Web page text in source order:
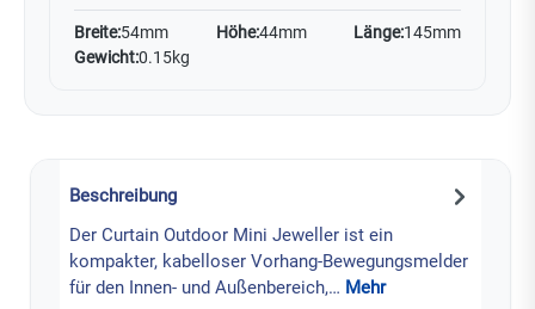
Breite:54mm Höhe:44mm Länge:145mm
Gewicht:0.15kg
Beschreibung
Der Curtain Outdoor Mini Jeweller ist ein
kompakter, kabelloser Vorhang-Bewegungsmelder
für den Innen- und Außenbereich,… Mehr